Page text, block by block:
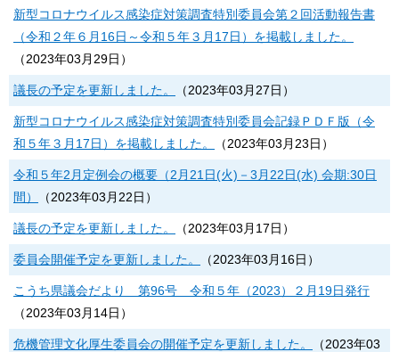
新型コロナウイルス感染症対策調査特別委員会第２回活動報告書
（令和２年６月16日～令和５年３月17日）を掲載しました。
（2023年03月29日 ）
議長の予定を更新しました。 （2023年03月27日 ）
新型コロナウイルス感染症対策調査特別委員会記録ＰＤＦ版（令
和５年３月17日）を掲載しました。
（2023年03月23日 ）
令和５年2月定例会の概要（2月21日(火)－3月22日(水) 会期:30日
間）
（2023年03月22日 ）
議長の予定を更新しました。 （2023年03月17日 ）
委員会開催予定を更新しました。 （2023年03月16日 ）
こうち県議会だより 第96号 令和５年（2023）２月19日発行
（2023年03月14日 ）
危機管理文化厚生委員会の開催予定を更新しました。 （2023年03